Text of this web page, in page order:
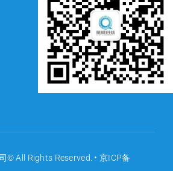
© All Rights Reserved. • 京ICP备